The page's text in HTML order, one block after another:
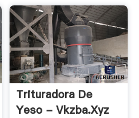
Trituradora De
Yeso - Vkzba.xyz